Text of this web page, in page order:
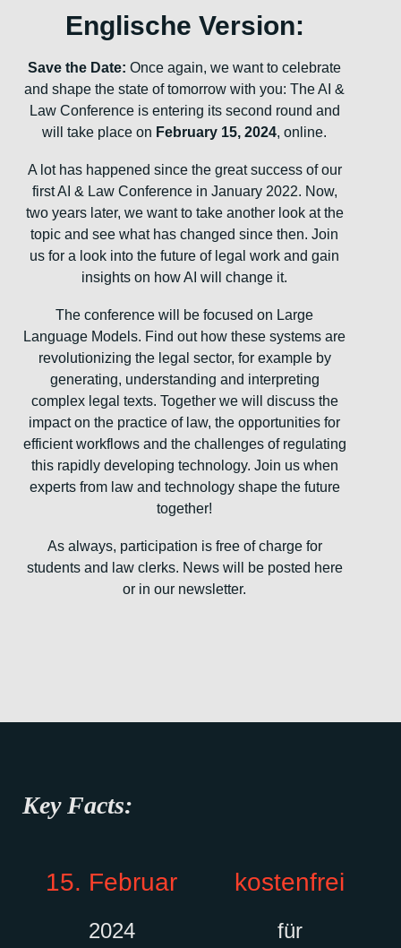
Englische Version:
Save the Date: Once again, we want to celebrate
and shape the state of tomorrow with you: The AI &
Law Conference is entering its second round and
will take place on February 15, 2024, online.
A lot has happened since the great success of our
first AI & Law Conference in January 2022. Now,
two years later, we want to take another look at the
topic and see what has changed since then. Join
us for a look into the future of legal work and gain
insights on how AI will change it.
The conference will be focused on Large
Language Models. Find out how these systems are
revolutionizing the legal sector, for example by
generating, understanding and interpreting
complex legal texts. Together we will discuss the
impact on the practice of law, the opportunities for
efficient workflows and the challenges of regulating
this rapidly developing technology. Join us when
experts from law and technology shape the future
together!
As always, participation is free of charge for
students and law clerks. News will be posted here
or in our newsletter.
Key Facts:
15. Februar
2024
kostenfrei
für